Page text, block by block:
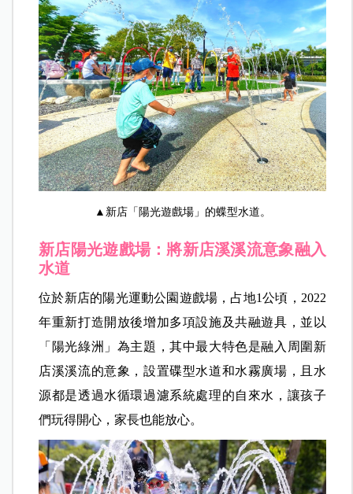
▲新店「陽光遊戲場」的蝶型水道。
新店陽光遊戲場：將新店溪溪流意象融入
水道
位於新店的陽光運動公園遊戲場，占地1公頃，2022
年重新打造開放後增加多項設施及共融遊具，並以
「陽光綠洲」為主題，其中最大特色是融入周圍新
店溪溪流的意象，設置碟型水道和水霧廣場，且水
源都是透過水循環過濾系統處理的自來水，讓孩子
們玩得開心，家長也能放心。